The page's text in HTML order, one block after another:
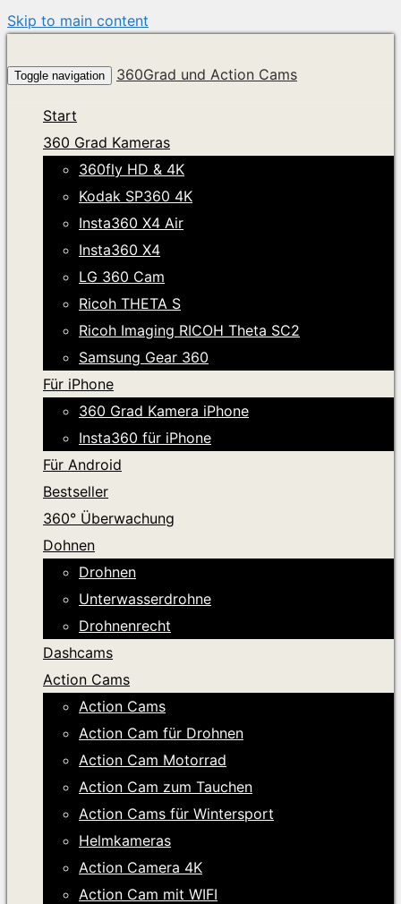
Skip to main content
Toggle navigation 360Grad und Action Cams
Start
360 Grad Kameras
360fly HD & 4K
Kodak SP360 4K
Insta360 X4 Air
Insta360 X4
LG 360 Cam
Ricoh THETA S
Ricoh Imaging RICOH Theta SC2
Samsung Gear 360
Für iPhone
360 Grad Kamera iPhone
Insta360 für iPhone
Für Android
Bestseller
360° Überwachung
Dohnen
Drohnen
Unterwasserdrohne
Drohnenrecht
Dashcams
Action Cams
Action Cams
Action Cam für Drohnen
Action Cam Motorrad
Action Cam zum Tauchen
Action Cams für Wintersport
Helmkameras
Action Camera 4K
Action Cam mit WIFI